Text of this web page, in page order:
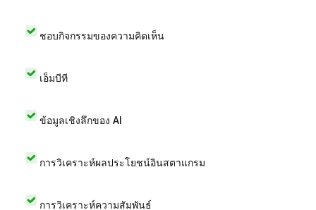
ชอบกิจกรรมของความคิดเห็น
เอ็มบีที
ข้อมูลเชิงลึกของ AI
การวิเคราะห์ผลประโยชน์อินสตาแกรม
การวิเคราะห์ความสัมพันธ์